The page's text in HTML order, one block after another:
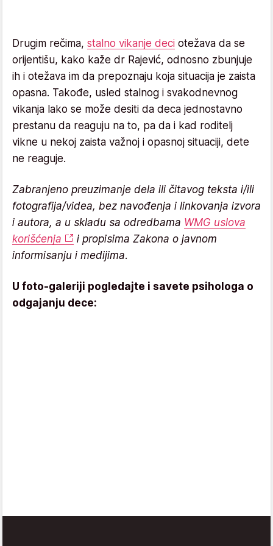
Drugim rečima, stalno vikanje deci otežava da se
orijentišu, kako kaže dr Rajević, odnosno zbunjuje
ih i otežava im da prepoznaju koja situacija je zaista
opasna. Takođe, usled stalnog i svakodnevnog
vikanja lako se može desiti da deca jednostavno
prestanu da reaguju na to, pa da i kad roditelj
vikne u nekoj zaista važnoj i opasnoj situaciji, dete
ne reaguje.
Zabranjeno preuzimanje dela ili čitavog teksta i/ili
fotografija/videa, bez navođenja i linkovanja izvora
i autora, a u skladu sa odredbama WMG uslova
korišćenja
i propisima Zakona o javnom
informisanju i medijima.
U foto-galeriji pogledajte i savete psihologa o
odgajanju dece: